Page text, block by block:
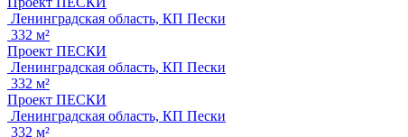
Ленинградская область, КП Пески
332 м²
Проект ПЕСКИ
Ленинградская область, КП Пески
332 м²
Проект ПЕСКИ
Ленинградская область, КП Пески
332 м²